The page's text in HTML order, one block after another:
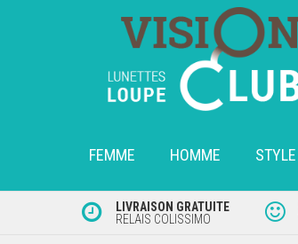
FEMME HOMME STYLE
LIVRAISON GRATUITE
RELAIS COLISSIMO